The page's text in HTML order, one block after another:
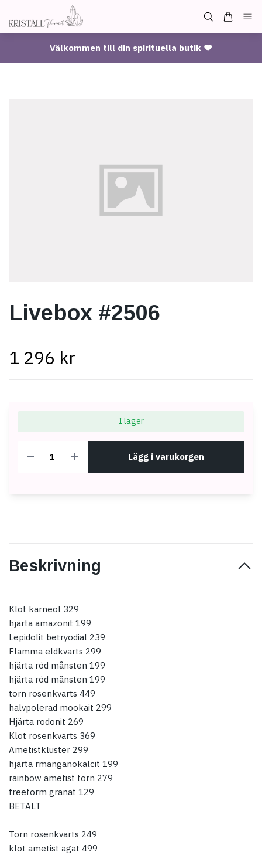
Välkommen till din spirituella butik ♥
Livebox #2506
1 296 kr
I lager
Lägg i varukorgen
Beskrivning
Klot karneol 329
hjärta amazonit 199
Lepidolit betryodial 239
Flamma eldkvarts 299
hjärta röd månsten 199
hjärta röd månsten 199
torn rosenkvarts 449
halvpolerad mookait 299
Hjärta rodonit 269
Klot rosenkvarts 369
Ametistkluster 299
hjärta rmanganokalcit 199
rainbow ametist torn 279
freeform granat 129
BETALT
Torn rosenkvarts 249
klot ametist agat 499